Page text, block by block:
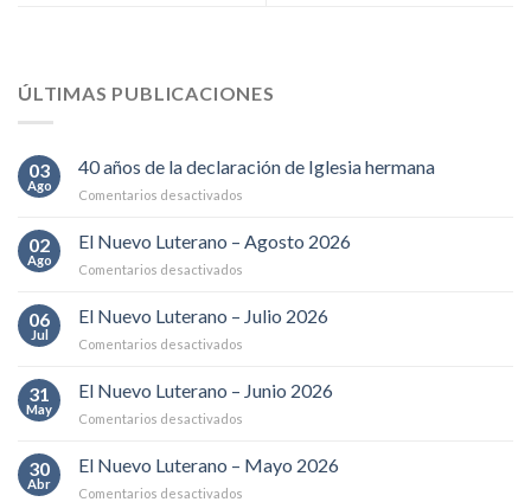
ÚLTIMAS PUBLICACIONES
03
Ago
40 años de la declaración de Iglesia hermana
Comentarios desactivados
años
de
de
02
Ago
El Nuevo Luterano – Agosto 2026
Comentarios desactivados
Nuevo
Luterano
2026
06
Jul
El Nuevo Luterano – Julio 2026
Comentarios desactivados
Nuevo
Luterano
2026
31
May
El Nuevo Luterano – Junio 2026
Comentarios desactivados
Nuevo
Luterano
30
Abr
El Nuevo Luterano – Mayo 2026
Comentarios desactivados